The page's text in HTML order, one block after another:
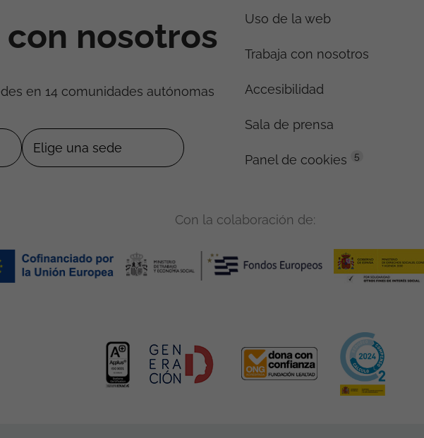
nosotros
en 14 comunidades autónomas
Uso de la web
Trabaja con nosotros
Accesibilidad
Sala de prensa
Panel de cookies 5
Con la colaboración de: